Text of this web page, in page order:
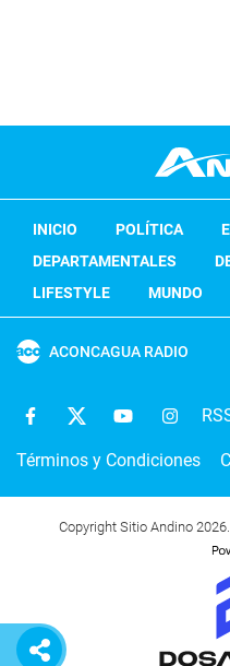
INICIO POLÍTICA
DEPARTAMENTALES
LIFESTYLE
MUNDO
ACONCAGUA RADIO
Términos y Condiciones
Copyright Sitio Andino